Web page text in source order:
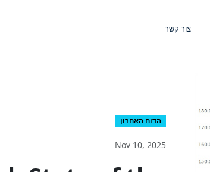
צור קשר
הדוח האחרון
Nov 10, 2025